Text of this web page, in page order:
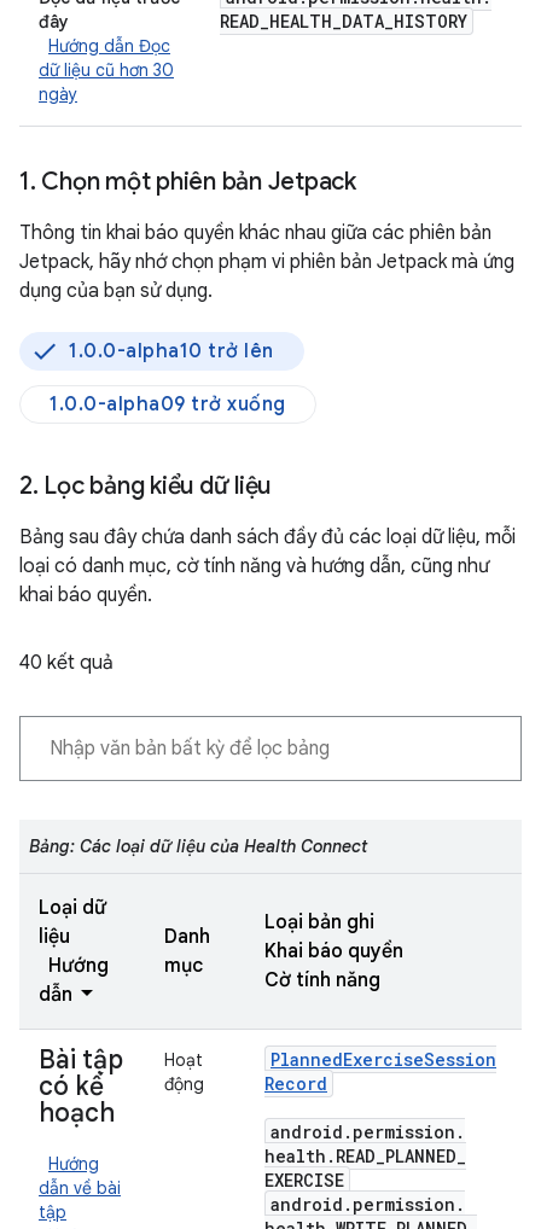
đây
Hướng dẫn Đọc
dữ liệu cũ hơn 30
ngày
READ_HEALTH_DATA_HISTORY
1. Chọn một phiên bản Jetpack
Thông tin khai báo quyền khác nhau giữa các phiên bản
Jetpack, hãy nhớ chọn phạm vi phiên bản Jetpack mà ứng
dụng của bạn sử dụng.
1.0.0-alpha10 trở lên
1.0.0-alpha09 trở xuống
2. Lọc bảng kiểu dữ liệu
Bảng sau đây chứa danh sách đầy đủ các loại dữ liệu, mỗi
loại có danh mục, cờ tính năng và hướng dẫn, cũng như
khai báo quyền.
40 kết quả
Bảng: Các loại dữ liệu của Health Connect
Loại dữ
liệu
Hướng
dẫn
Danh
mục
Loại bản ghi
Khai báo quyền
Cờ tính năng
Bài tập
có kế
hoạch
Hướng
dẫn về bài
tập
Hoạt
động
PlannedExerciseSession
Record
android . permission .
health . READ_PLANNED_
EXERCISE
android . permission .